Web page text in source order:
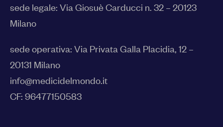
sede legale: Via Giosuè Carducci n. 32 – 20123
Milano
sede operativa: Via Privata Galla Placidia, 12 –
20131 Milano
info@medicidelmondo.it
CF: 96477150583